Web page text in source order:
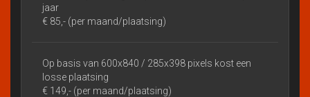
jaar
€ 85,- (per maand/plaatsing)
Op basis van 600x840 / 285x398 pixels kost een
losse plaatsing
€ 149,- (per maand/plaatsing)